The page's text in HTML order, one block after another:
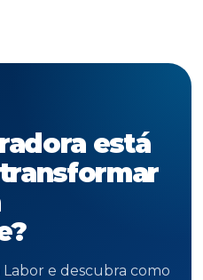
está
e descubra como